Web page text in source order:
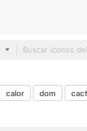
calor dom